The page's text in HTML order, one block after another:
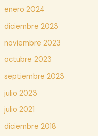
enero 2024
diciembre 2023
noviembre 2023
octubre 2023
septiembre 2023
julio 2023
julio 2021
diciembre 2018